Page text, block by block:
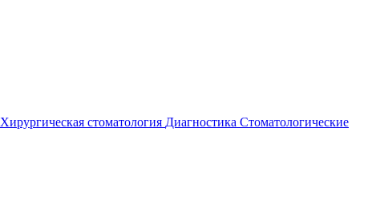
Хирургическая стоматология Диагностика Стоматологические